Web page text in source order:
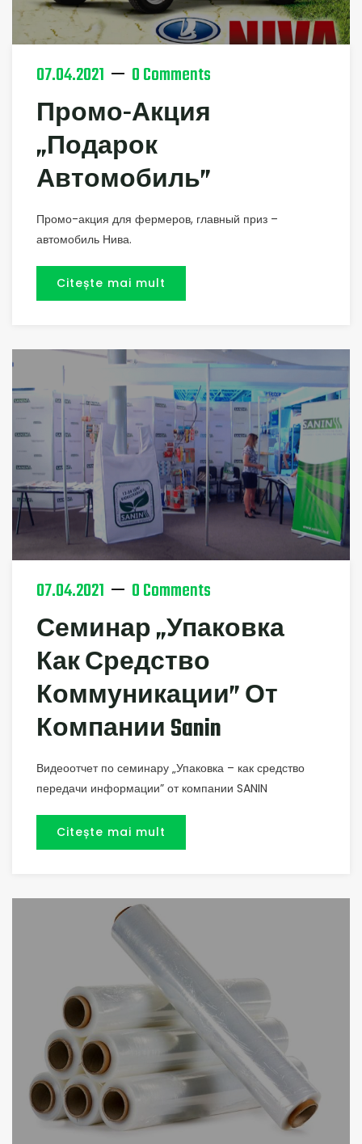
07.04.2021 0 Comments
Промо-Акция
„Подарок
Автомобиль”
Промо-акция для фермеров, главный приз –
автомобиль Нива.
Citește mai mult
07.04.2021 0 Comments
Семинар „Упаковка
Как Средство
Коммуникации” От
Компании Sanin
Видеоотчет по семинару „Упаковка – как средство
передачи информации” от компании SANIN
Citește mai mult